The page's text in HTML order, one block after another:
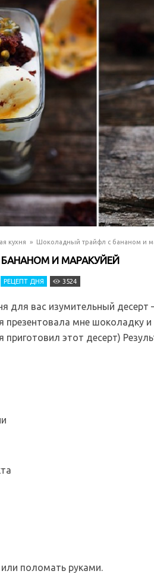
кухня » Шоколадный трайфл с бананом и
И МАРАКУЙЕЙ
РЕЦЕПТ ДНЯ 3524
для вас изумительный десерт
презентовала мне шоколадку
этот десерт)
или поломать руками.